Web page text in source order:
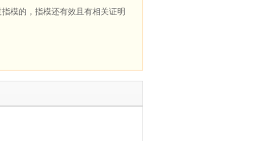
模的，指模还有效且有相关证明